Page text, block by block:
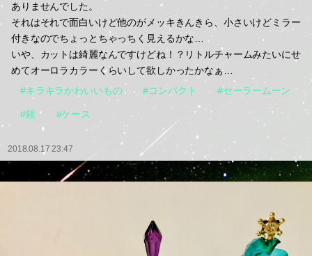
ありませんでした。
それはそれで面白いけど他のがメッキきんきら、小さいけどミラー
付きなのでちょっとちゃっちく見えるかな…
いや、カットは綺麗なんですけどね！？リトルチャームみたいにせ
めてオーロラカラーくらいして欲しかったかなぁ…
#キラキラかわいいもの
#コンパクト #セーラームーン
#鏡 #ケース
2018.08.17 23:47